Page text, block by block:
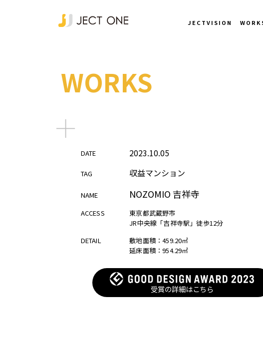
JECTVISION
WORKS
DATE 2023.10.05
TAG 収益マンション
NAME NOZOMIO 吉祥寺
ACCESS
東京都武蔵野市
JR中央線「吉祥寺駅」徒歩12分
DETAIL
敷地面積：459.20㎡
延床面積：954.29㎡
受賞の詳細はこちら
DATE 2023.10.05
TAG 収益マンション
NAME NOZOMIO 吉祥寺
ACCESS
東京都武蔵野市
JR中央線「吉祥寺駅」徒歩12分
DETAIL
敷地面積：459.20㎡
延床面積：954.29㎡
受賞の詳細はこちら
DATE
TAG 収益マンション
NAME NOZOMIO 吉祥寺
ACCESS
東京都武蔵野市
JR中央線「吉祥寺駅」徒歩12分
DETAIL
敷地面積：459.20㎡
延床面積：954.29㎡